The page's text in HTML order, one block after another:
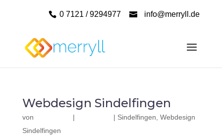
0 7121 / 9294977 info@merryll.de
Webdesign Sindelfingen
von | | Sindelfingen Webdesign
Sindelfingen